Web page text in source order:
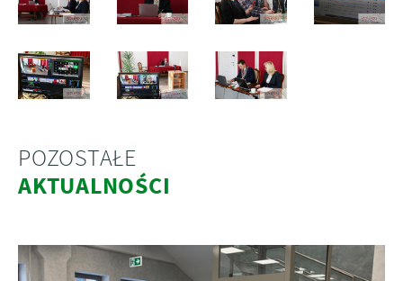
POZOSTAŁE
AKTUALNOŚCI